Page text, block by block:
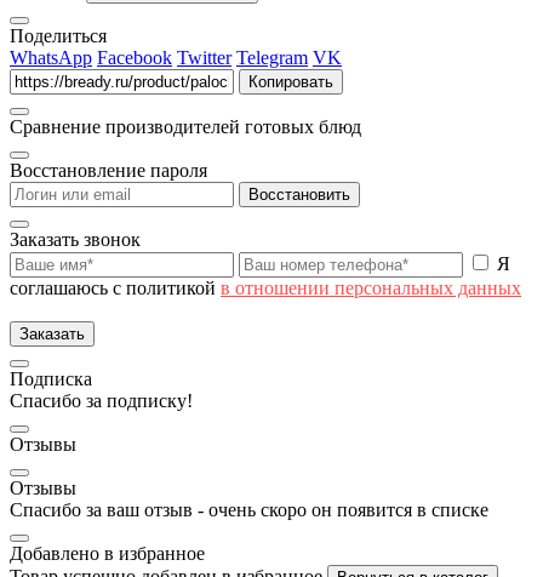
Поделиться
WhatsApp Facebook Twitter Telegram VK
Копировать
Сравнение производителей готовых блюд
Восстановление пароля
Восстановить
Заказать звонок
Я
соглашаюсь с политикой в отношении персональных данных
Заказать
Подписка
Спасибо за подписку!
Отзывы
Отзывы
Спасибо за ваш отзыв - очень скоро он появится в списке
Добавлено в избранное